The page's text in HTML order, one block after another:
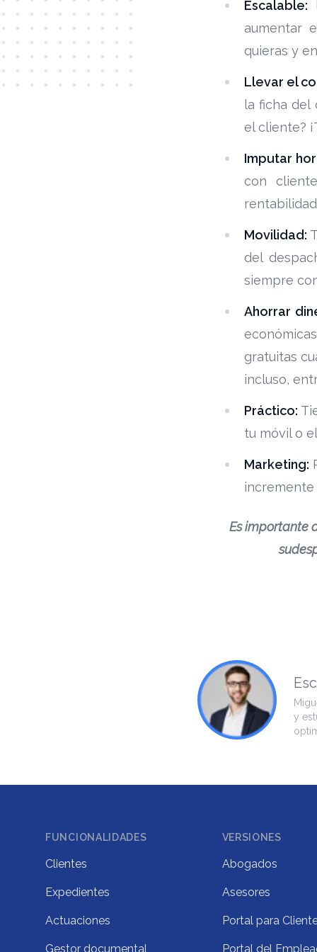
Escalable:
aumentar
quieras y
Llevar el
la ficha del
el cliente?
Imputar
con
Movilidad:
del
siempre
Ahorrar
gratuitas
incluso,
Práctico:
tu móvil o
Marketing:
Es importante
y
FUNCIONALIDADES
Clientes
Expedientes
Actuaciones
Gestor documental
VERSIONES
Abogados
Asesores
Portal para
Portal del